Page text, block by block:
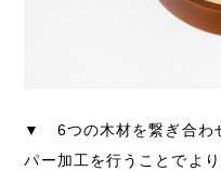
▼ 6つの木材を繋ぎ合わ
パー加工を行うことでよ